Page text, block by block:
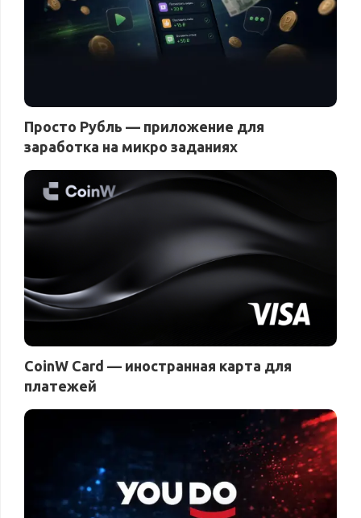
Просто Рубль — приложение для
заработка на микро заданиях
CoinW Card — иностранная карта для
платежей